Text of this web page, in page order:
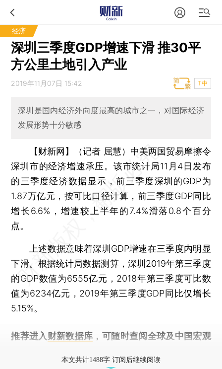
经济
深圳三季度GDP增速下滑 推30平
方公里土地引入产业
2019年11月07日 15:42 T中
深圳是国内经济外向度最高的城市之一，对国际经济
发展形势十分敏感
【财新网】（记者 屈慧） 中美两国贸易摩擦令
深圳市的经济增速承压。该市统计局11月4日发布
的三季度经济数据显示，前三季度深圳的GDP为
1.87万亿元，按可比口径计算，前三季度GDP同比
增长6.6%，增速较上半年的7.4%滑落0.8个百分
点。
上述数据意味着深圳GDP增速在三季度内明显
下滑。根据统计局数据测算，深圳2019年第三季度
的GDP数值为6555亿元，2018年第三季度可比数
值为6234亿元，2019年第三季度GDP同比仅增长
5.15%。
推荐进入 财新数据库 ，可随时查阅全球及中国宏观
本文共计1488字 订阅后继续阅读